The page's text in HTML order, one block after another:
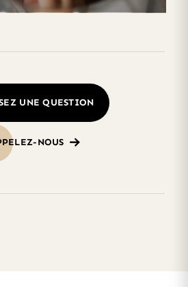
UNE QUESTION
NOUS